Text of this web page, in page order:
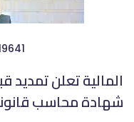
المالية تعلن تمديد
شهادة محاسب